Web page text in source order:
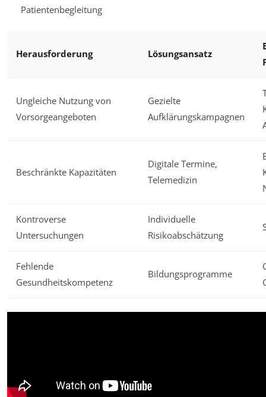
Patientenbegleitung
Herausforderung Lösungsansatz
Ungleiche Nutzung von
Vorsorgeangeboten
Gezielte
Aufklärungskampagnen
Beschränkte Kapazitäten
Digitale Termine,
Telemedizin
Kontroverse
Untersuchungen
Individuelle
Risikoabschätzung
Fehlende
Gesundheitskompetenz
Bildungsprogramme